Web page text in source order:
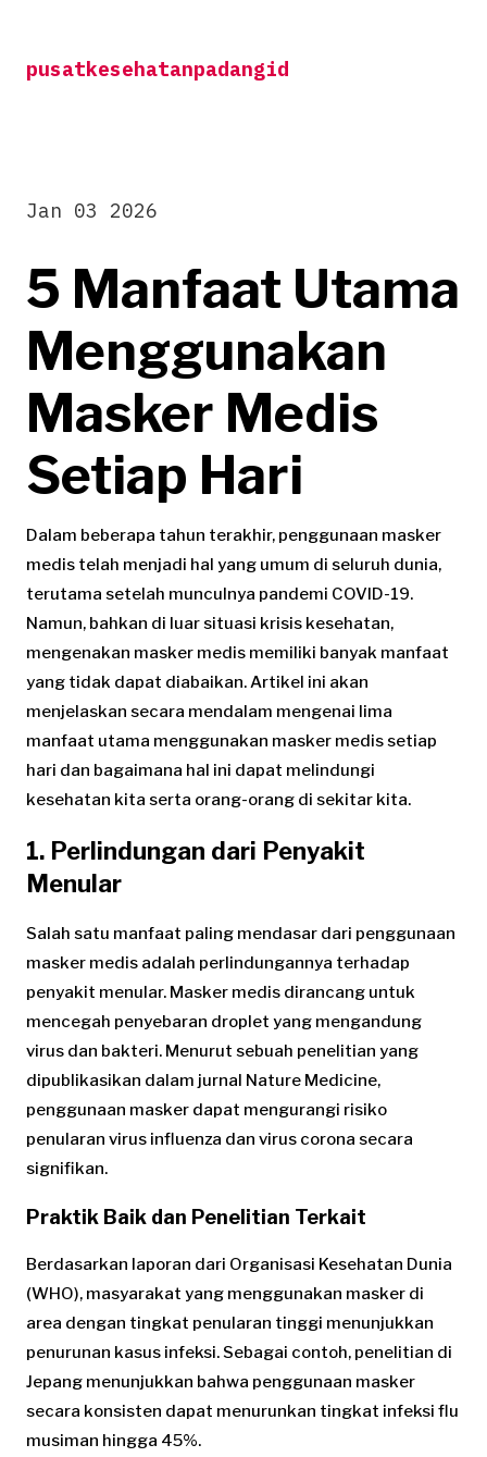
contentpusatkesehatanpadangid
5 Manfaat Utama
Menggunakan
Masker Medis
Setiap Hari
Jan 03 2026
Dalam beberapa tahun terakhir, penggunaan masker
medis telah menjadi hal yang umum di seluruh dunia,
terutama setelah munculnya pandemi COVID-19.
Namun, bahkan di luar situasi krisis kesehatan,
mengenakan masker medis memiliki banyak manfaat
yang tidak dapat diabaikan. Artikel ini akan
menjelaskan secara mendalam mengenai lima
manfaat utama menggunakan masker medis setiap
hari dan bagaimana hal ini dapat melindungi
kesehatan kita serta orang-orang di sekitar kita.
1. Perlindungan dari Penyakit
Menular
Salah satu manfaat paling mendasar dari penggunaan
masker medis adalah perlindungannya terhadap
penyakit menular. Masker medis dirancang untuk
mencegah penyebaran droplet yang mengandung
virus dan bakteri. Menurut sebuah penelitian yang
dipublikasikan dalam jurnal Nature Medicine,
penggunaan masker dapat mengurangi risiko
penularan virus influenza dan virus corona secara
signifikan.
Praktik Baik dan Penelitian Terkait
Berdasarkan laporan dari Organisasi Kesehatan Dunia
(WHO), masyarakat yang menggunakan masker di
area dengan tingkat penularan tinggi menunjukkan
penurunan kasus infeksi. Sebagai contoh, penelitian di
Jepang menunjukkan bahwa penggunaan masker
secara konsisten dapat menurunkan tingkat infeksi flu
musiman hingga 45%.